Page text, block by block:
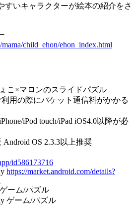
すいキャラクターが絵本の紹介をさ
child_ehon/ehon_index.html
こ×マロンのスライドパズル
用の際にパケット通信料がかかる
iPod touch/iPad iOS4.0以降が必
OS 2.3.3以上推奨
id586173716
https://market.android.com/details?
ーム/パズル
ム/パズル